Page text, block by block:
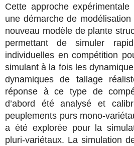
Cette approche
une démarche de modélisation
nouveau modèle de plante
permettant de simuler
individuelles en compétition
simulant à la fois les
dynamiques de tallage
réponse à ce type de
d’abord été analysé et
peuplements purs mono-
a été explorée pour la
pluri-variétaux. La simulation